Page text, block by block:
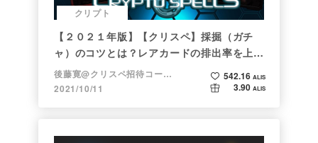
クリプト
【２０２１年版】【クリスペ】採掘（ガチ
ャ）のコツとは？レアカードの排出率を上げ
る方法【初心者向け】
後藤寛@クリスペ招待コード→LHiH
2021/10/11
542.16 ALIS
3.90 ALIS